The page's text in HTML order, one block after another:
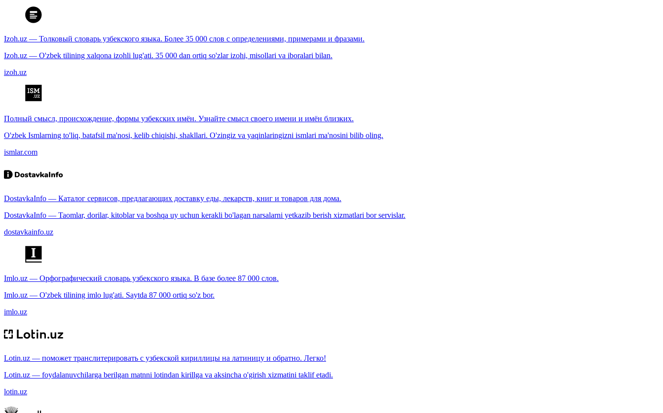
Izoh.uz — Толковый словарь узбекского языка. Более 35 000 слов с определениями, примерами и фразами.
Izoh.uz — O'zbek tilining xalqona izohli lug'ati. 35 000 dan ortiq so'zlar izohi, misollari va iboralari bilan.
izoh.uz
Полный смысл, происхождение, формы узбекских имён. Узнайте смысл своего имени и имён близких.
O'zbek Ismlarning to'liq, batafsil ma'nosi, kelib chiqishi, shakllari. O'zingiz va yaqinlaringizni ismlari ma'nosini bilib oling.
ismlar.com
DostavkaInfo — Каталог сервисов, предлагающих доставку еды, лекарств, книг и товаров для дома.
DostavkaInfo — Taomlar, dorilar, kitoblar va boshqa uy uchun kerakli bo'lagan narsalarni yetkazib berish xizmatlari bor servislar.
dostavkainfo.uz
Imlo.uz — Орфографический словарь узбекского языка. В базе более 87 000 слов.
Imlo.uz — O'zbek tilining imlo lug'ati. Saytda 87 000 ortiq so'z bor.
imlo.uz
Lotin.uz — поможет транслитерировать с узбекской кириллицы на латиницу и обратно. Легко!
Lotin.uz — foydalanuvchilarga berilgan matnni lotindan kirillga va aksincha o'girish xizmatini taklif etadi.
lotin.uz